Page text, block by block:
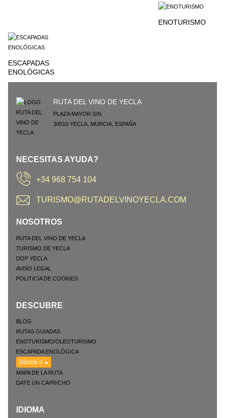
ENOTURISMO
ESCAPADAS
ENOLÓGICAS
RUTA DEL VINO DE YECLA
PLAZA MAYOR S/N
30510 YECLA MURCIA ESPAÑA
NECESITAS AYUDA?
+34 968 754 104
TURISMO@RUTADELVINOYECLA.COM
NOSOTROS
RUTA DEL VINO DE YECLA
TURISMO DE YECLA
DOP YECLA
AVISO LEGAL
POLITICIA DE COOKIES
DESCUBRE
BLOG
RUTAS GUIADAS
ENOTURISMO/OLEOTURISMO
ESCAPADA ENOLÓGICA
Dónde ir
MAPA DE LA RUTA
DATE UN CAPRICHO
IDIOMA